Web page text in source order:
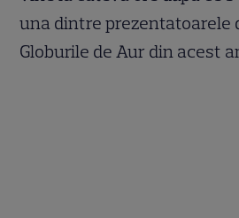
una dintre prezentatoarele
Globurile de Aur din acest